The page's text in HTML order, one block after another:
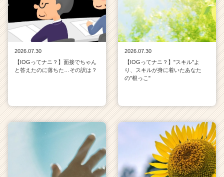
2026.07.30
【IOGってナニ？】面接でちゃん
と答えたのに落ちた…その訳は？
2026.07.30
【IOGってナニ？】"スキル"よ
り、スキルが身に着いたあなた
の"根っこ"